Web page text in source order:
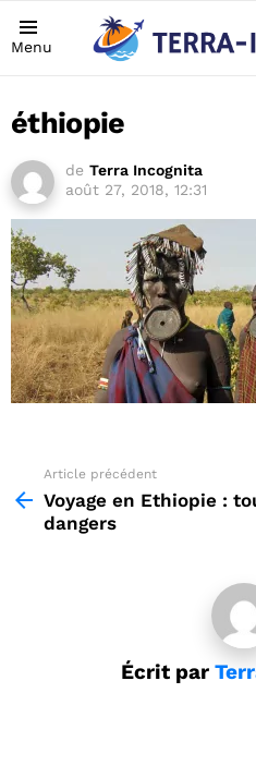
Menu
éthiopie
de Terra Incognita
août 27, 2018, 12:31
more
Article précédent
Voyage en Ethiopie :
dangers
Écrit par